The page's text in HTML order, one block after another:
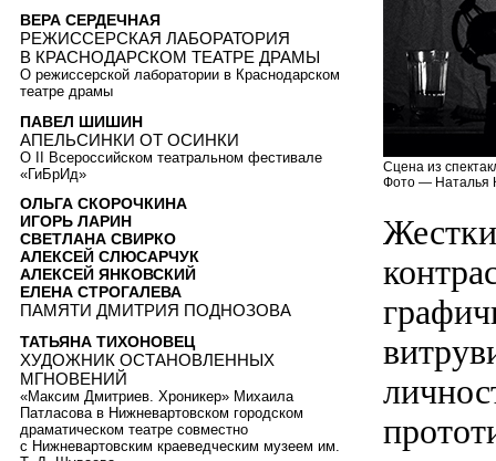
Сцена из
Фото — Наталья
ВЕРА СЕРДЕЧНАЯ
РЕЖИССЕРСКАЯ ЛАБОРАТОРИЯ
В КРАСНОДАРСКОМ ТЕАТРЕ ДРАМЫ
О режиссерской лаборатории в Краснодарском
театре драмы
ПАВЕЛ ШИШИН
АПЕЛЬСИНКИ ОТ ОСИНКИ
О II Всероссийском театральном фестивале
«ГиБрИд»
ОЛЬГА СКОРОЧКИНА
ИГОРЬ ЛАРИН
СВЕТЛАНА СВИРКО
АЛЕКСЕЙ СЛЮСАРЧУК
АЛЕКСЕЙ ЯНКОВСКИЙ
ЕЛЕНА СТРОГАЛЕВА
ПАМЯТИ ДМИТРИЯ ПОДНОЗОВА
ТАТЬЯНА ТИХОНОВЕЦ
ХУДОЖНИК ОСТАНОВЛЕННЫХ
МГНОВЕНИЙ
«Максим Дмитриев. Хроникер» Михаила
Патласова в Нижневартовском городском
драматическом театре совместно
с Нижневартовским краеведческим музеем им.